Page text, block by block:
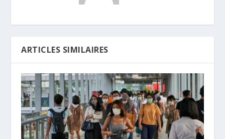
ARTICLES SIMILAIRES